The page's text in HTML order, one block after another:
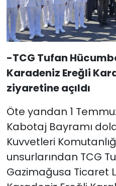
-TCG Tufan
Karadeniz Ereğli
ziyaretine açıldı
Öte yandan 1
Kabotaj Bayramı
Kuvvetleri
unsurlarından TCG
Gazimağusa Ticaret